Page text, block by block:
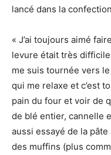
lancé dans la
« J’ai toujours aimé
levure était très
me suis tournée vers
qui me relaxe et c’est
pain du four et voir de
de blé entier, cannelle
aussi essayé de la
des muffins (plus